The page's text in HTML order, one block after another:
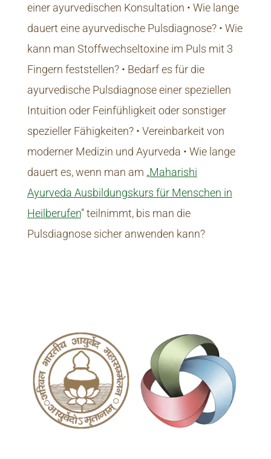
einer ayurvedischen Konsultation • Wie lange
dauert eine ayurvedische Pulsdiagnose? • Wie
kann man Stoffwechseltoxine im Puls mit 3
Fingern feststellen? • Bedarf es für die
ayurvedische Pulsdiagnose einer speziellen
Intuition oder Feinfühligkeit oder sonstiger
spezieller Fähigkeiten? • Vereinbarkeit von
moderner Medizin und Ayurveda • Wie lange
dauert es, wenn man am „Maharishi
Ayurveda Ausbildungskurs für Menschen in
Heilberufen” teilnimmt, bis man die
Pulsdiagnose sicher anwenden kann?